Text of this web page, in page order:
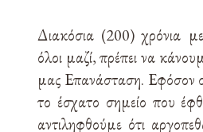
Διακόσια (200) χρόνια
όλοι μαζί, πρέπει να
μας Επανάσταση. Εφόσον
το έσχατο σημείο που
αντιληφθούμε ότι